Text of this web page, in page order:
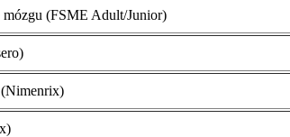
mózgu (FSME Adult/Junior)